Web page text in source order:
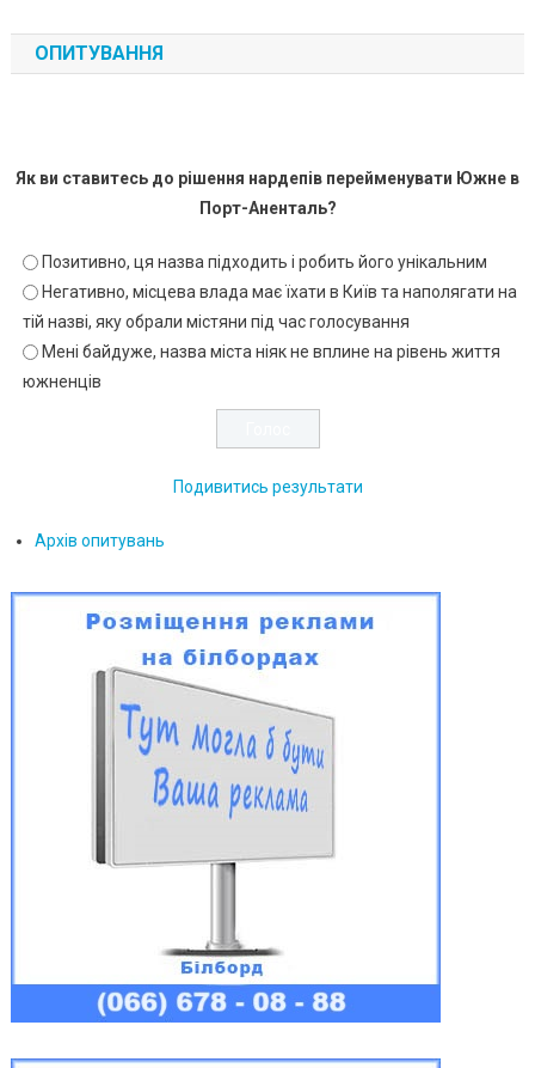
ОПИТУВАННЯ
Як ви ставитесь до рішення нардепів перейменувати Южне в
Порт-Аненталь?
Позитивно, ця назва підходить і робить його унікальним
Негативно, місцева влада має їхати в Київ та наполягати на
тій назві, яку обрали містяни під час голосування
Мені байдуже, назва міста ніяк не вплине на рівень життя
южненців
Подивитись результати
Архів опитувань